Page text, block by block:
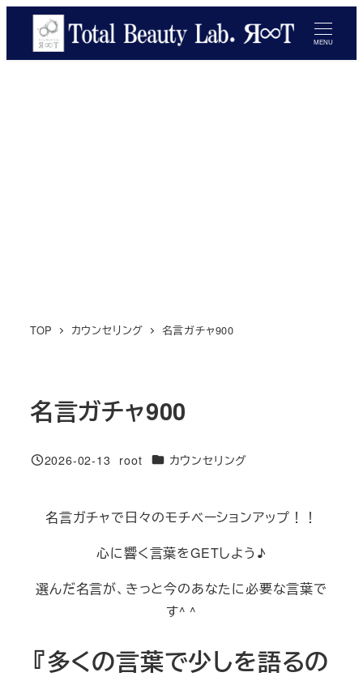
ン
MENU
TOP カウンセリング 名言ガチャ900
名言ガチャ900
投稿日
2026-02-13
著
root カテゴリー
カウンセリング
名言ガチャで日々のモチベーションアップ！！
心に響く言葉をGETしよう♪
選んだ名言が、きっと今のあなたに必要な言葉で
す^ ^
『多くの言葉で少しを語るの